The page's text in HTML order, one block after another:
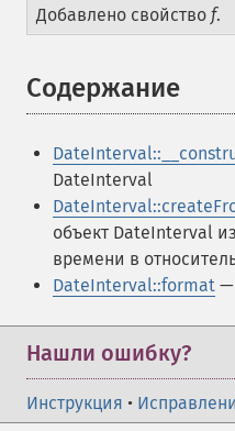
Добавлено свойство f.
Содержание
DateInterval
объект DateInterval
времени в
DateInterval::format —
Нашли ошибку?
Инструкция •